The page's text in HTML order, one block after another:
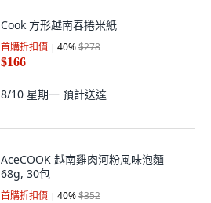
Cook 方形越南春捲米紙
首購折扣價 40%$278
$166
8/10 星期一 預計送達
AceCOOK 越南雞肉河粉風味泡麵
68g, 30包
首購折扣價 40%$352